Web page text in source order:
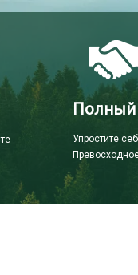
Полный
Упростите